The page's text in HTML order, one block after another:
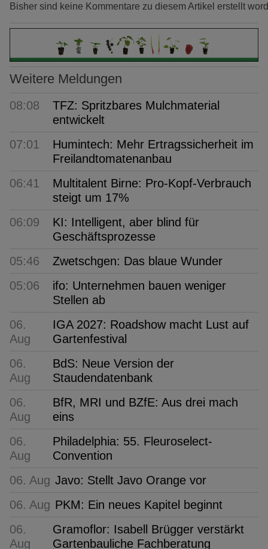
Bisher sind keine Kommentare zu diesem Artikel erstellt
Weitere Meldungen
08:08
TFZ: Spritzbares Mulchmaterial
entwickelt
07:01
Humintech: Mehr Ertragssicherheit im
Freilandtomatenanbau
06:41
Multitalent Birne: Pro-Kopf-Verbrauch
steigt um 17%
06:09
KI: Intelligent, aber blind für
Geschäftsprozesse
05:46
Zwetschgen: Das blaue Wunder
05:06
ifo: Unternehmen bauen weniger
Stellen ab
06.
Aug
IGA 2027: Roadshow macht Lust auf
Gartenfestival
06.
Aug
BdS: Neue Version der
Staudendatenbank
06.
Aug
BfR, MRI und BZfE: Aus drei mach
eins
06.
Aug
Philadelphia: 55. Fleuroselect-
Convention
06. Aug Javo: Stellt Javo Orange vor
06. Aug PKM: Ein neues Kapitel beginnt
06.
Aug
Gramoflor: Isabell Brügger verstärkt
Gartenbauliche Fachberatung